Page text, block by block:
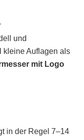
und
kleine Auflagen als
mit Logo
in der Regel 7–14